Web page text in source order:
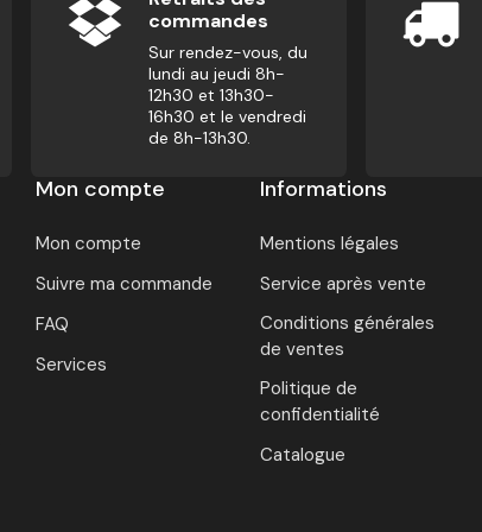
commandes
Sur rendez-vous, du
lundi au jeudi 8h-
12h30 et 13h30-
16h30 et le vendredi
de 8h-13h30.
Mon compte
Mon compte
Suivre ma commande
FAQ
Services
Informations
Mentions légales
Service après vente
Conditions générales
de ventes
Politique de
confidentialité
Catalogue